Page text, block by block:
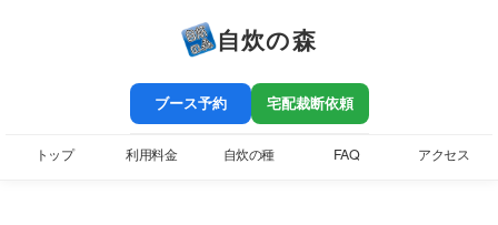
自炊の森
ブース予約 宅配裁断依頼
トップ 利用料金 自炊の種 FAQ アクセス